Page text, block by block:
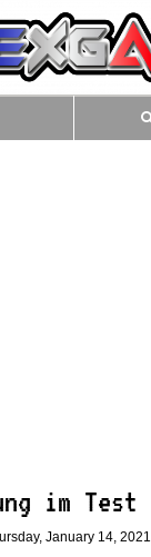
im Test
January 14, 2021